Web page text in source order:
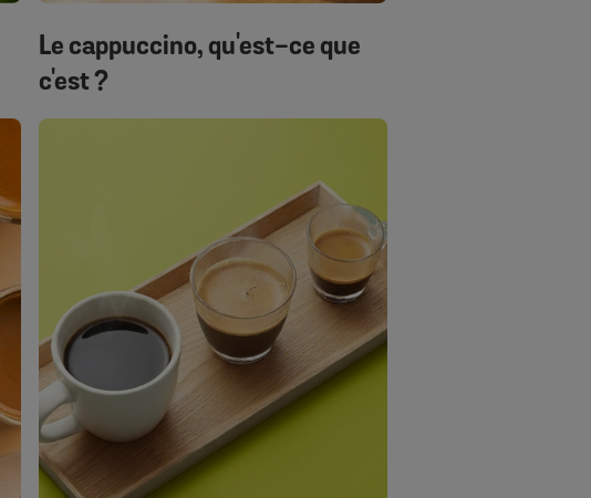
Le cappuccino, qu'est-ce que
c'est ?